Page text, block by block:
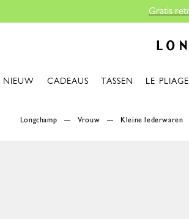
NIEUW CADEAUS TASSEN LE PLIAGE
Longchamp Vrouw Kleine lederwaren